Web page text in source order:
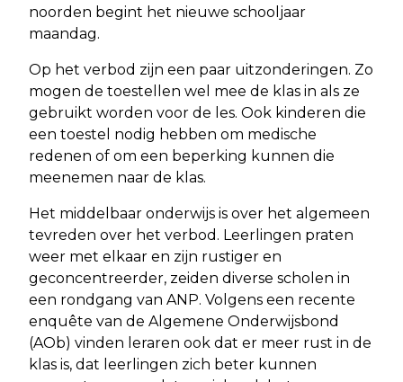
noorden begint het nieuwe schooljaar
maandag.
Op het verbod zijn een paar uitzonderingen. Zo
mogen de toestellen wel mee de klas in als ze
gebruikt worden voor de les. Ook kinderen die
een toestel nodig hebben om medische
redenen of om een beperking kunnen die
meenemen naar de klas.
Het middelbaar onderwijs is over het algemeen
tevreden over het verbod. Leerlingen praten
weer met elkaar en zijn rustiger en
geconcentreerder, zeiden diverse scholen in
een rondgang van ANP. Volgens een recente
enquête van de Algemene Onderwijsbond
(AOb) vinden leraren ook dat er meer rust in de
klas is, dat leerlingen zich beter kunnen